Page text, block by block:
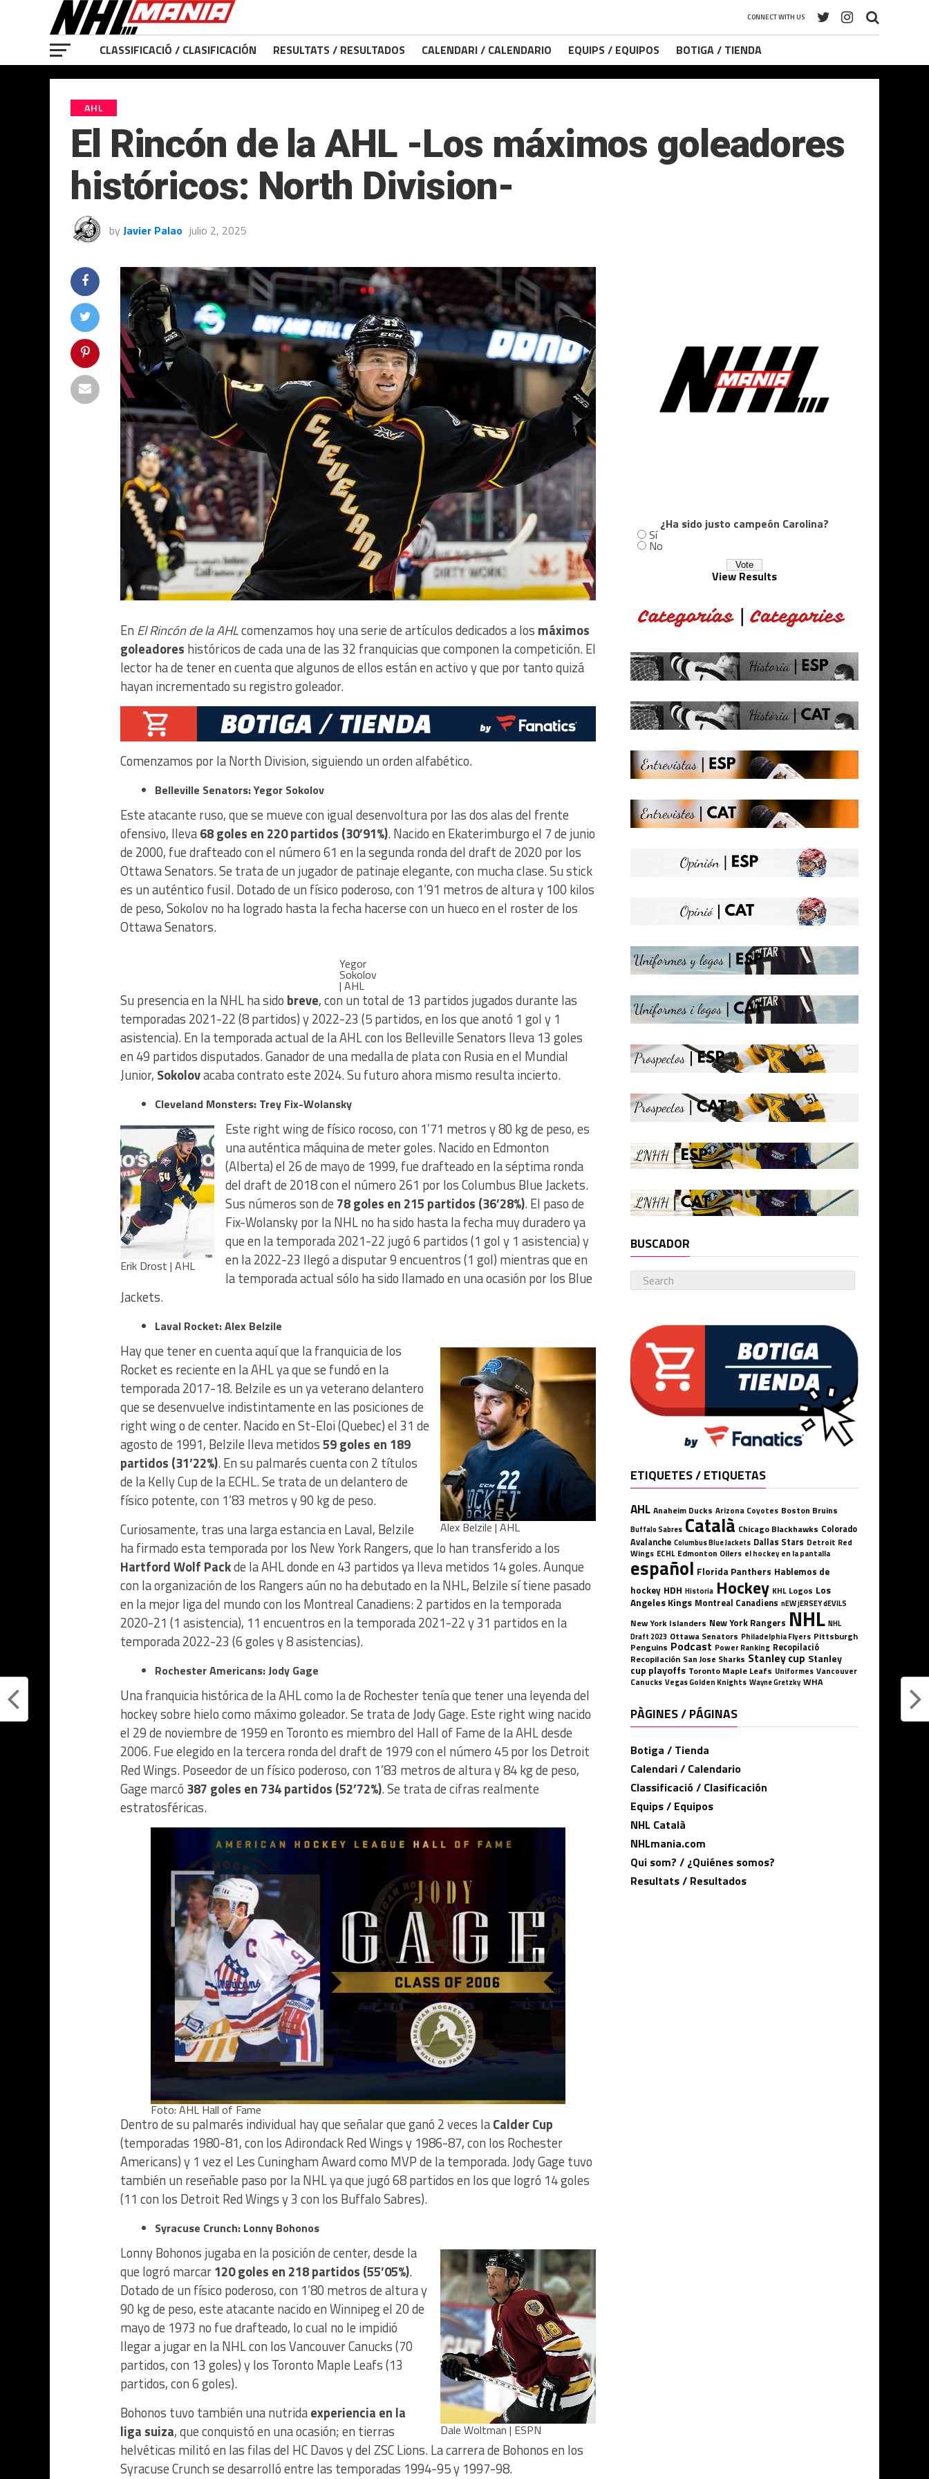
CONNECT WITH US
CLASSIFICACIÓ / CLASIFICACIÓN RESULTATS / RESULTADOS CALENDARI / CALENDARIO EQUIPS / EQUIPOS BOTIGA / TIENDA
AHL
El Rincón de la AHL -Los máximos goleadores
históricos: North Division-
by Javier Palao julio 2, 2025
En El Rincón de la AHLcomenzamos hoy una serie de artículos dedicados a los máximos
goleadores históricos de cada una de las 32 franquicias que componen la competición. El
lector ha de tener en cuenta que algunos de ellos están en activo y que por tanto quizá
hayan incrementado su registro goleador.
Comenzamos por la North Division, siguiendo un orden alfabético.
Belleville Senators: Yegor Sokolov
Este atacante ruso, que se mueve con igual desenvoltura por las dos alas del frente
ofensivo, lleva68 goles en 220 partidos (30’91%). Nacido en Ekaterimburgo el 7 de junio
de 2000, fue drafteado con el número 61 en la segunda ronda del draft de 2020 por los
Ottawa Senators. Se trata de un jugador de patinaje elegante, con mucha clase. Su stick
es un auténtico fusil. Dotado de un físico poderoso, con 1’91 metros de altura y 100 kilos
de peso, Sokolov no ha logrado hasta la fecha hacerse con un hueco en el roster de los
Ottawa Senators.
Yegor
Sokolov
| AHL
Su presencia en la NHL ha sido breve, con un total de 13 partidos jugados durante las
temporadas 2021-22 (8 partidos) y 2022-23 (5 partidos, en los que anotó 1 gol y 1
asistencia). En la temporada actual de la AHL con los Belleville Senators lleva 13 goles
en 49 partidos disputados. Ganador de una medalla de plata con Rusia en el Mundial
Junior, Sokolovacaba contrato este 2024. Su futuro ahora mismo resulta incierto.
Cleveland Monsters: Trey Fix-Wolansky
Erik Drost | AHL
Este right wing de físico rocoso, con 1’71 metros y 80 kg de peso, es
una auténtica máquina de meter goles. Nacido en Edmonton
(Alberta) el 26 de mayo de 1999, fue drafteado en la séptima ronda
del draft de 2018 con el número 261 por los Columbus Blue Jackets.
Sus números son de 78 goles en 215 partidos (36’28%). El paso de
Fix-Wolansky por la NHL no ha sido hasta la fecha muy duradero ya
que en la temporada 2021-22 jugó 6 partidos (1 gol y 1 asistencia) y
en la 2022-23 llegó a disputar 9 encuentros (1 gol) mientras que en
la temporada actual sólo ha sido llamado en una ocasión por los Blue
Jackets.
Laval Rocket: Alex Belzile
Alex Belzile | AHL
Hay que tener en cuenta aquí que la franquicia de los
Rocket es reciente en la AHL ya que se fundó en la
temporada 2017-18. Belzile es un ya veterano delantero
que se desenvuelve indistintamente en las posiciones de
right wing o de center. Nacido en St-Eloi (Quebec) el 31 de
agosto de 1991, Belzile lleva metidos59 goles en 189
partidos (31’22%). En su palmarés cuenta con 2 títulos
de la Kelly Cup de la ECHL. Se trata de un delantero de
físico potente, con 1’83 metros y 90 kg de peso.
Curiosamente, tras una larga estancia en Laval, Belzile
ha firmado esta temporada por los New York Rangers, que lo han transferido a los
Hartford Wolf Packde la AHL donde en 43 partidos ya lleva metidos 14 goles. Aunque
con la organización de los Rangers aún no ha debutado en la NHL, Belzile sí tiene pasado
en la mejor liga del mundo con los Montreal Canadiens: 2 partidos en la temporada
2020-21 (1 asistencia), 11 encuentros en la temporada 2021-22 y 31 partidos en la
temporada 2022-23 (6 goles y 8 asistencias).
Rochester Americans: Jody Gage
Una franquicia histórica de la AHL como la de Rochester tenía que tener una leyenda del
hockey sobre hielo como máximo goleador. Se trata de Jody Gage. Este right wing nacido
el 29 de noviembre de 1959 en Toronto es miembro del Hall of Fame de la AHL desde
2006. Fue elegido en la tercera ronda del draft de 1979 con el número 45 por los Detroit
Red Wings. Poseedor de un físico poderoso, con 1’83 metros de altura y 84 kg de peso,
Gage marcó 387 goles en 734 partidos (52’72%). Se trata de cifras realmente
estratosféricas.
Foto: AHL Hall of Fame
Dentro de su palmarés individual hay que señalar que ganó 2 veces laCalder Cup
(temporadas 1980-81, con los Adirondack Red Wings y 1986-87, con los Rochester
Americans) y 1 vez el Les Cuningham Award como MVP de la temporada. Jody Gage tuvo
también un reseñable paso por la NHL ya que jugó 68 partidos en los que logró 14 goles
(11 con los Detroit Red Wings y 3 con los Buffalo Sabres).
Syracuse Crunch: Lonny Bohonos
Dale Woltman | ESPN
Lonny Bohonos jugaba en la posición de center, desde la
que logró marcar120 goles en 218 partidos (55’05%).
Dotado de un físico poderoso, con 1’80 metros de altura y
90 kg de peso, este atacante nacido en Winnipeg el 20 de
mayo de 1973 no fue drafteado, lo cual no le impidió
llegar a jugar en la NHL con los Vancouver Canucks (70
partidos, con 13 goles) y los Toronto Maple Leafs (13
partidos, con 6 goles).
Bohonos tuvo también una nutridaexperiencia en la
liga suiza, que conquistó en una ocasión; en tierras
helvéticas militó en las filas del HC Davos y del ZSC Lions. La carrera de Bohonos en los
Syracuse Crunch se desarrolló entre las temporadas 1994-95 y 1997-98.
¿Ha sido justo campeón Carolina?
Sí
No
View Results
BUSCADOR
ETIQUETES / ETIQUETAS
AHL Anaheim Ducks Arizona Coyotes Boston Bruins
Buffalo Sabres Català Chicago Blackhawks Colorado
Avalanche Columbus Blue Jackets Dallas Stars Detroit Red
Wings ECHL Edmonton Oilers el hockey en la pantalla
español Florida Panthers Hablemos de
hockey HDH Historia Hockey KHL Logos Los
Angeles Kings Montreal Canadiens nEW jERSEY dEVILS
New York Islanders New York Rangers NHL NHL
Draft 2023 Ottawa Senators Philadelphia Flyers Pittsburgh
Penguins Podcast Power Ranking Recopilació
Recopilación San Jose Sharks Stanley cup Stanley
cup playoffs Toronto Maple Leafs Uniformes Vancouver
Canucks Vegas Golden Knights Wayne Gretzky WHA
PÀGINES / PÁGINAS
Botiga / Tienda
Calendari / Calendario
Classificació / Clasificación
Equips / Equipos
NHL Català
NHLmania.com
Qui som? / ¿Quiénes somos?
Resultats / Resultados